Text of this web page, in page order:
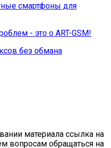
смартфоны для
- это о ART-GSM!
без обмана
материала ссылка на
вопросам обращаться на